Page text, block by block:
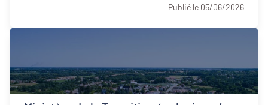
Publié le 05/06/2026